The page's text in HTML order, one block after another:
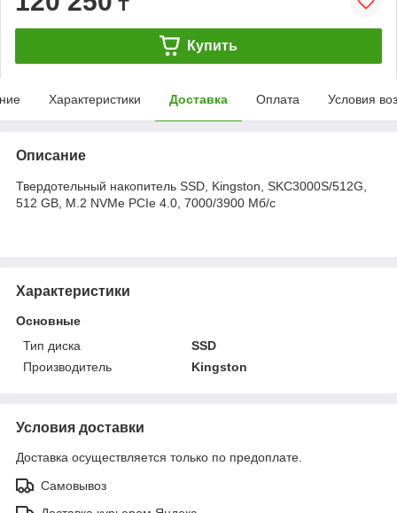
Купить
Характеристики Доставка Оплата Условия
Описание
Твердотельный накопитель SSD, Kingston, SKC3000S/512G,
512 GB, M.2 NVMe PCIe 4.0, 7000/3900 Мб/с
Характеристики
Основные
Тип диска
SSD
Производитель
Kingston
Условия доставки
Доставка осуществляется только по предоплате.
Самовывоз